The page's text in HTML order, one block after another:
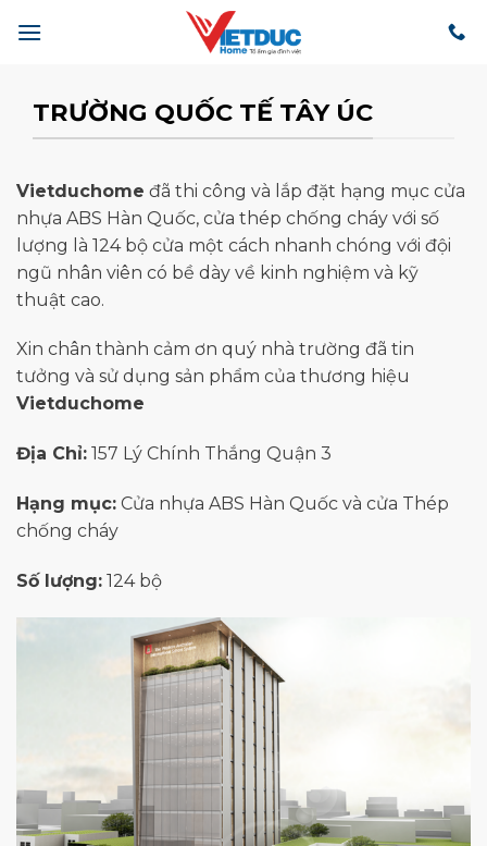
qua
TRƯỜNG QUỐC TẾ TÂY ÚC
Vietduchome đã thi công và lắp đặt hạng mục cửa
nhựa ABS Hàn Quốc, cửa thép chống cháy với số
lượng là 124 bộ cửa một cách nhanh chóng với đội
ngũ nhân viên có bề dày về kinh nghiệm và kỹ
thuật cao.
Xin chân thành cảm ơn quý nhà trường đã tin
tưởng và sử dụng sản phẩm của thương hiệu
Vietduchome
Địa Chỉ: 157 Lý Chính Thắng Quận 3
Hạng mục: Cửa nhựa ABS Hàn Quốc và cửa Thép
chống cháy
Số lượng: 124 bộ